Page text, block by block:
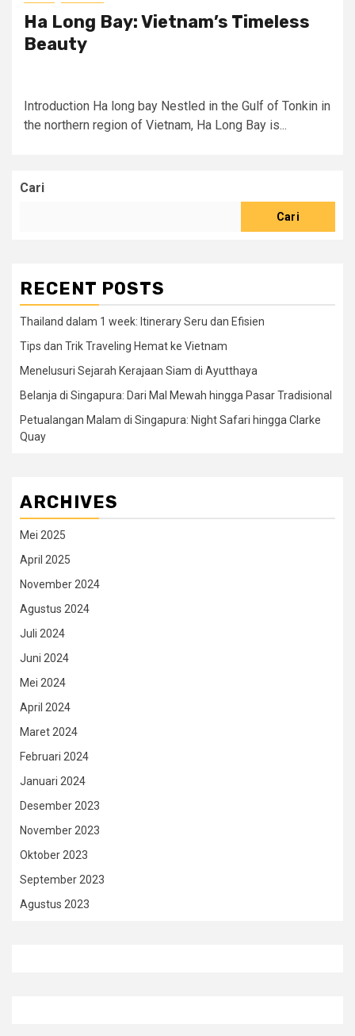
Ha Long Bay: Vietnam’s Timeless
Beauty
Introduction Ha long bay Nestled in the Gulf of Tonkin in
the northern region of Vietnam, Ha Long Bay is...
Cari
Cari
RECENT POSTS
Thailand dalam 1 week: Itinerary Seru dan Efisien
Tips dan Trik Traveling Hemat ke Vietnam
Menelusuri Sejarah Kerajaan Siam di Ayutthaya
Belanja di Singapura: Dari Mal Mewah hingga Pasar Tradisional
Petualangan Malam di Singapura: Night Safari hingga Clarke
Quay
ARCHIVES
Mei 2025
April 2025
November 2024
Agustus 2024
Juli 2024
Juni 2024
Mei 2024
April 2024
Maret 2024
Februari 2024
Januari 2024
Desember 2023
November 2023
Oktober 2023
September 2023
Agustus 2023